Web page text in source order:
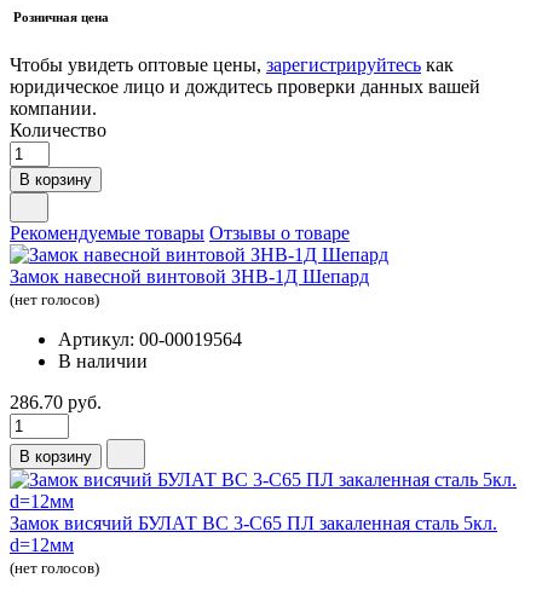
Розничная цена
Чтобы увидеть оптовые цены, зарегистрируйтесь как
юридическое лицо и дождитесь проверки данных вашей
компании.
Количество
В корзину
Рекомендуемые товары Отзывы о товаре
Замок навесной винтовой ЗНВ-1Д Шепард
(нет голосов)
Артикул: 00-00019564
В наличии
286.70 руб.
В корзину
Замок висячий БУЛАТ ВС 3-С65 ПЛ закаленная сталь 5кл.
d=12мм
(нет голосов)